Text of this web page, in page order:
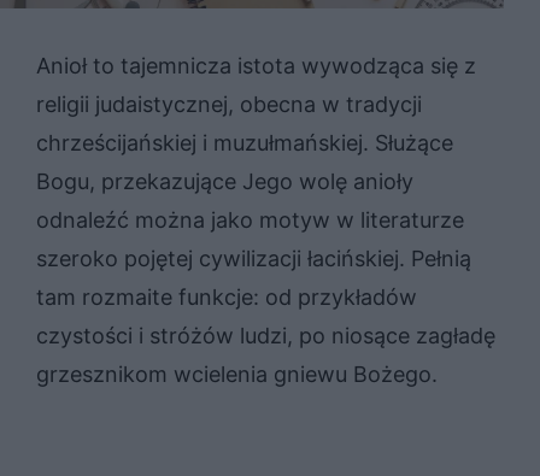
Anioł to tajemnicza istota wywodząca się z
religii judaistycznej, obecna w tradycji
chrześcijańskiej i muzułmańskiej. Służące
Bogu, przekazujące Jego wolę anioły
odnaleźć można jako motyw w literaturze
szeroko pojętej cywilizacji łacińskiej. Pełnią
tam rozmaite funkcje: od przykładów
czystości i stróżów ludzi, po niosące zagładę
grzesznikom wcielenia gniewu Bożego.